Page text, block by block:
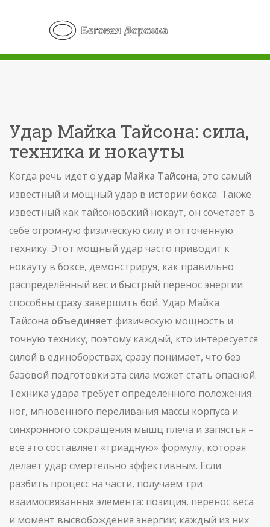
Удар Майка Тайсона: сила,
техника и нокауты
Когда речь идёт о удар Майка Тайсона, это самый
известный и мощный удар в истории бокса. Также
известный как тайсоновский нокаут, он сочетает в
себе огромную физическую силу и отточенную
технику. Этот мощный удар часто приводит к
нокауту в боксе, демонстрируя, как правильно
распределённый вес и быстрый перенос энергии
способны сразу завершить бой. Удар Майка
Тайсона объединяет физическую мощность и
точную технику, поэтому каждый, кто интересуется
силой в единоборствах, сразу понимает, что без
базовой подготовки эта сила может стать опасной.
Техника удара требует определённого положения
ног, мгновенного переливания массы корпуса и
синхронного сокращения мышц плеча и запястья –
всё это составляет «триадную» формулу, которая
делает удар смертельно эффективным. Если
разбить процесс на части, получаем три
взаимосвязанных элемента: позиция, перенос веса
и момент высвобождения энергии; каждый из них